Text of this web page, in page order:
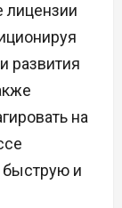
лицензии
развития
на
быструю и